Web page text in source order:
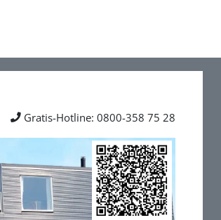
Gratis-Hotline: 0800-358 75 28